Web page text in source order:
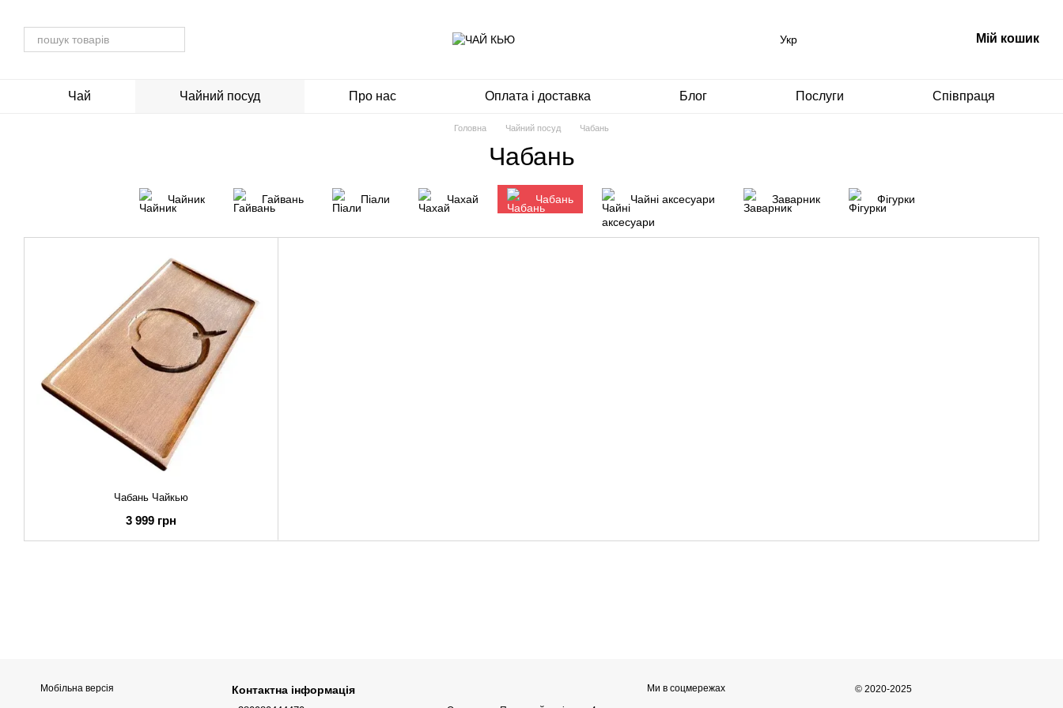
Укр Мій кошик
Чай Чайний посуд Про нас Оплата і доставка Блог Послуги Співпраця
Головна Чайний посуд Чабань
Чабань
Чайник Гайвань Піали Чахай Чабань Чайні аксесуари Заварник Фігурки
Чабань Чайкью
3 999 грн
Мобільна версія Контактна інформація Ми в соцмережах © 2020-2025